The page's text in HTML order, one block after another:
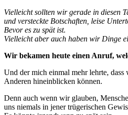
Vielleicht sollten wir gerade in diesen
und versteckte Botschaften, leise
Bevor es zu spät ist.
Vielleicht aber auch haben wir Dinge
Wir bekamen heute einen Anruf,
Und der mich einmal mehr lehrte,
Anderen hineinblicken können.
Denn auch wenn wir glauben,
uns niemals in jener trügerischen